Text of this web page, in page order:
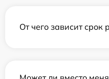
От чего зависит срок